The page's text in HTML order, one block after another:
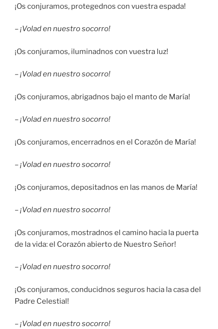
¡Os conjuramos, protegednos con vuestra espada!
–¡Volad en nuestro socorro!
¡Os conjuramos, iluminadnos con vuestra luz!
–¡Volad en nuestro socorro!
¡Os conjuramos, abrigadnos bajo el manto de María!
–¡Volad en nuestro socorro!
¡Os conjuramos, encerradnos en el Corazón de María!
–¡Volad en nuestro socorro!
¡Os conjuramos, depositadnos en las manos de María!
–¡Volad en nuestro socorro!
¡Os conjuramos, mostradnos el camino hacia la puerta
de la vida: el Corazón abierto de Nuestro Señor!
–¡Volad en nuestro socorro!
¡Os conjuramos, conducidnos seguros hacia la casa del
Padre Celestial!
–¡Volad en nuestro socorro!